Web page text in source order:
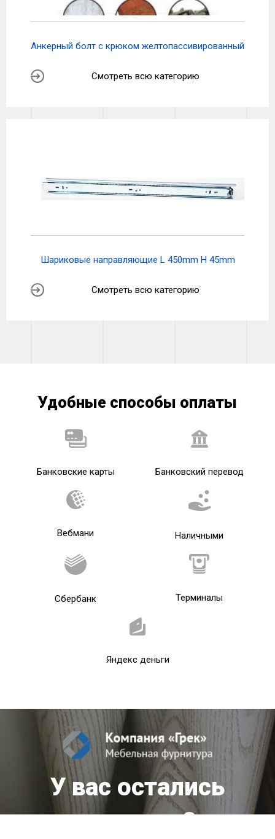
Анкерный болт с крюком желтопассивированный
Смотреть всю категорию
Шариковые направляющие L 450mm H 45mm
Смотреть всю категорию
Удобные способы оплаты
Банковские карты Банковский перевод
Вебмани Наличными
Сбербанк Терминалы
Яндекс деньги
У вас остались
вопросы?